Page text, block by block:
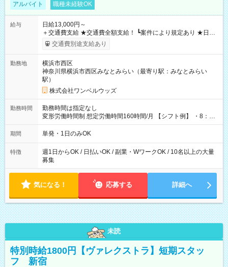
アルバイト 職種未経験OK
給与
日給13,000円～
＋交通費支給 ★交通費全額支給！ ┗案件により規定あり ★日払
いOK！（規定あり） ┗働いたその日に現金GET♪ お仕事後はコ
ンビニATMから 日払い分を引き落とせます！ 【試用期間】試
交通費別途支給あり
勤務地
横浜市西区
神奈川県横浜市西区みなとみらい（最寄り駅：みなとみらい
駅）
株式会社ワンベルウッズ
勤務時間
勤務時間は指定なし
変形労働時間制 想定労働時間160時間/月 【シフト例】 ・8：00
～21：00
期間 単発・1日のみOK
特徴
週1日からOK / 日払いOK / 副業・WワークOK / 10名以上の大量
募集
気になる！ 応募する 詳細へ
未読
特別時給1800円【ヴァレクストラ】短期スタッ
フ 新宿